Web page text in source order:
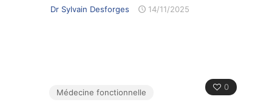
Dr Sylvain Desforges 14/11/2025
0
Médecine fonctionnelle